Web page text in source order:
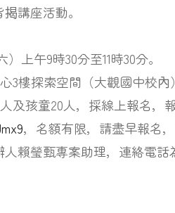
講座活動。
上午9時30分至11時30分。
3樓探索空間（大觀國中校內
及孩童20人，採線上報名，
，名額有限，請盡早報名，
賴瑩甄專案助理，連絡電話